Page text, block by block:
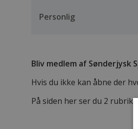
Personlig
Bliv medlem af Sønderjysk
Hvis du ikke kan åbne der
På siden her ser du 2